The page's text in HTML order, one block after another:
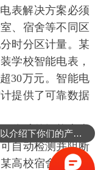
表解决方案必须
、宿舍等不同区
时分区计量。某
学校智能电表，
30万元。智能电
提供了可靠数据
优质的智能电表
自动检测并阻断
高校宿舍区部署
可以介绍下你们的产品么？